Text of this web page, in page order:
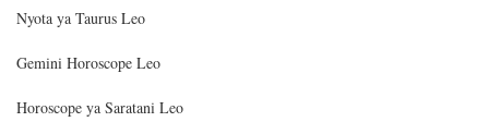
Nyota ya Taurus Leo
Gemini Horoscope Leo
Horoscope ya Saratani Leo